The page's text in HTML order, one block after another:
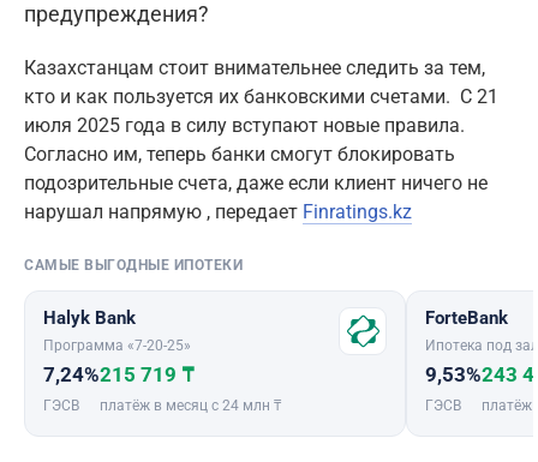
предупреждения?
Казахстанцам стоит внимательнее следить за тем,
кто и как пользуется их банковскими счетами. С 21
июля 2025 года в силу вступают новые правила.
Согласно им, теперь банки смогут блокировать
подозрительные счета, даже если клиент ничего не
нарушал напрямую , передает Finratings.kz
САМЫЕ ВЫГОДНЫЕ ИПОТЕКИ
Halyk Bank
Программа «7-20-25»
7,24%
ГЭСВ
215 719 ₸
платёж в месяц с 24 млн ₸
ForteBank
Ипотека под
9,53%
ГЭСВ
243
платёж